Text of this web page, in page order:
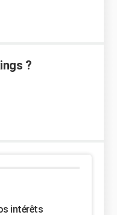
?
intérêts